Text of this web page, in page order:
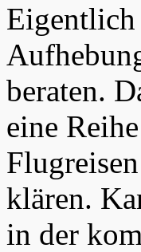
beraten.
eine
klären.
in der